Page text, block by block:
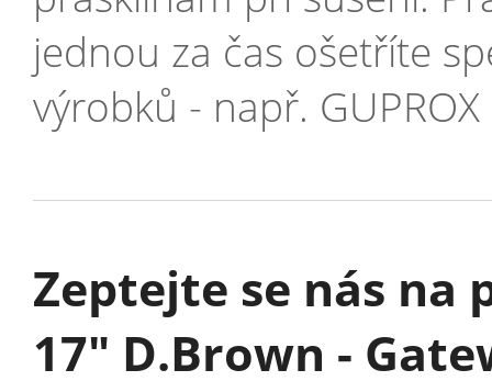
jednou za čas ošetříte
výrobků - např.
Zeptejte se nás
17" D.Brown -